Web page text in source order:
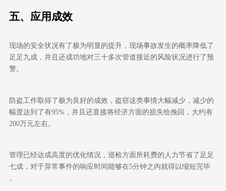
五、 应用成效
现场的安全状况有了极为明显的提升，现场事故发生的概率降低了
足足九成，并且还成功地对三十多次管道接近的风险状况进行了预
警。
防盗工作取得了极为良好的成效，盗窃这类事情大幅减少，减少的
幅度达到了有95% ，并且还直接将经济方面的损失给挽回，大约有
200万元左右。
管理已经达成高度的优化情况，巡检方面所耗费的人力节省了足足
七成，对于异常事件的响应时间能够在5分钟之内就得以缩短完毕
。